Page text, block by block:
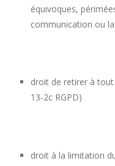
équivoques,
communication ou
droit de retirer à
13-2c RGPD)
droit à la limitation